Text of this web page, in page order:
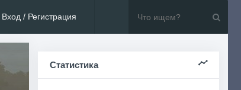
Вход / Регистрация
Статистика